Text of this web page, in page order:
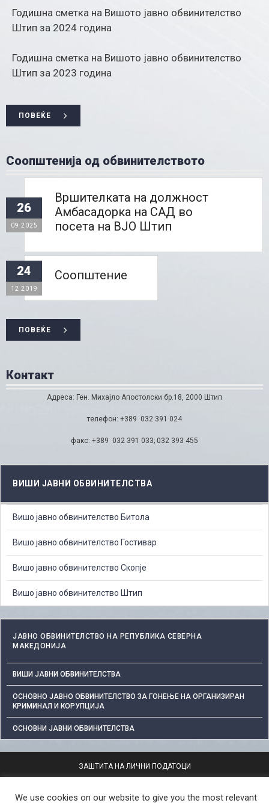
Годишна сметка на Вишото јавно обвинителство
Штип за 2024 година
Годишна сметка на Вишото јавно обвинителство
Штип за 2023 година
ПОВЕЌЕ
Соопштенија од обвинителството
26
09 2025
Вршителката на должност
Амбасадорка на САД во
посета на ВЈО Штип
24
12 2019
Соопштение
ПОВЕЌЕ
Контакт
Адреса: Ген. Михајло Апостолски бр.18, 2000 Штип
телефон: +389 032 391 024
факс: +389 032 391 033; 032 393 455
ВИШИ ЈАВНИ ОБВИНИТЕЛСТВА
Вишо јавно обвинителство Битола
Вишо јавно обвинителство Гостивар
Вишо јавно обвинителство Скопје
Вишо јавно обвинителство Штип
ЈАВНО ОБВИНИТЕЛСТВО НА РЕПУБЛИКА СЕВЕРНА
МАКЕДОНИЈА
ВИШИ ЈАВНИ ОБВИНИТЕЛСТВА
ОСНОВНО ЈАВНО ОБВИНИТЕЛСТВО ЗА ГОНЕЊЕ НА ОРГАНИЗИРАН
КРИМИНАЛ И КОРУПЦИЈА
ОСНОВНИ ЈАВНИ ОБВИНИТЕЛСТВА
ЗАШТИТА НА ЛИЧНИ ПОДАТОЦИ
ПОСТАПКА ЗА ПРИЈАВА НА КРИВИЧНО ДЕЛО
КОРИСНИ ЛИНКОВИ
We use cookies on our website to give you the most relevant